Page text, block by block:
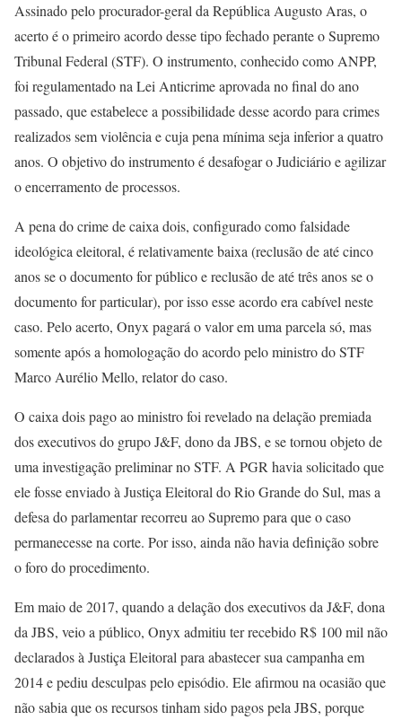
Assinado pelo procurador-geral da República Augusto Aras, o
acerto é o primeiro acordo desse tipo fechado perante o Supremo
Tribunal Federal (STF). O instrumento, conhecido como ANPP,
foi regulamentado na Lei Anticrime aprovada no final do ano
passado, que estabelece a possibilidade desse acordo para crimes
realizados sem violência e cuja pena mínima seja inferior a quatro
anos. O objetivo do instrumento é desafogar o Judiciário e agilizar
o encerramento de processos.
A pena do crime de caixa dois, configurado como falsidade
ideológica eleitoral, é relativamente baixa (reclusão de até cinco
anos se o documento for público e reclusão de até três anos se o
documento for particular), por isso esse acordo era cabível neste
caso. Pelo acerto, Onyx pagará o valor em uma parcela só, mas
somente após a homologação do acordo pelo ministro do STF
Marco Aurélio Mello, relator do caso.
O caixa dois pago ao ministro foi revelado na delação premiada
dos executivos do grupo J&F, dono da JBS, e se tornou objeto de
uma investigação preliminar no STF. A PGR havia solicitado que
ele fosse enviado à Justiça Eleitoral do Rio Grande do Sul, mas a
defesa do parlamentar recorreu ao Supremo para que o caso
permanecesse na corte. Por isso, ainda não havia definição sobre
o foro do procedimento.
Em maio de 2017, quando a delação dos executivos da J&F, dona
da JBS, veio a público, Onyx admitiu ter recebido R$ 100 mil não
declarados à Justiça Eleitoral para abastecer sua campanha em
2014 e pediu desculpas pelo episódio. Ele afirmou na ocasião que
não sabia que os recursos tinham sido pagos pela JBS, porque